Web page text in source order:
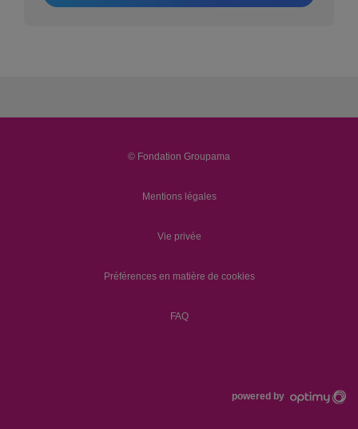
© Fondation Groupama
Mentions légales
Vie privée
Préférences en matière de cookies
FAQ
powered by